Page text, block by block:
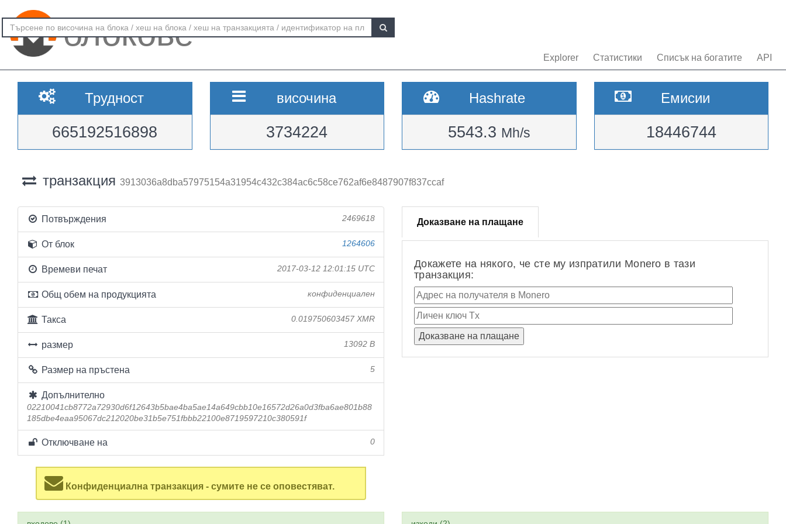
блокове
Explorer Статистики Списък на богатите API
Трудност
665192516898
височина
3734224
Hashrate
5543.3 Mh/s
Емисии
18446744
транзакция 3913036a8dba57975154a31954c432c384ac6c58ce762af6e8487907f837ccaf
Потвърждения 2469618
От блок 1264606
Времеви печат 2017-03-12 12:01:15 UTC
Общ обем на продукцията конфиденциален
Такса 0.019750603457 XMR
размер 13092 B
Размер на пръстена 5
Допълнително
02210041cb8772a72930d6f12643b5bae4ba5ae14a649cbb10e16572d26a0d3fba6ae801b88
185dbe4eaa95067dc212020be31b5e751fbbb22100e8719597210c380591f
Отключване на 0
Конфиденциална транзакция - сумите не се оповестяват.
Доказване на плащане
Докажете на някого, че сте му изпратили Monero в тази
транзакция: